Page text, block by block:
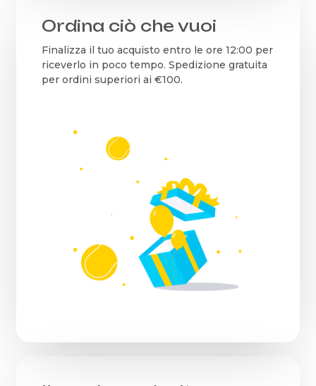
Ordina ciò che vuoi
Finalizza il tuo acquisto entro le ore 12:00 per
riceverlo in poco tempo. Spedizione gratuita
per ordini superiori ai €100.